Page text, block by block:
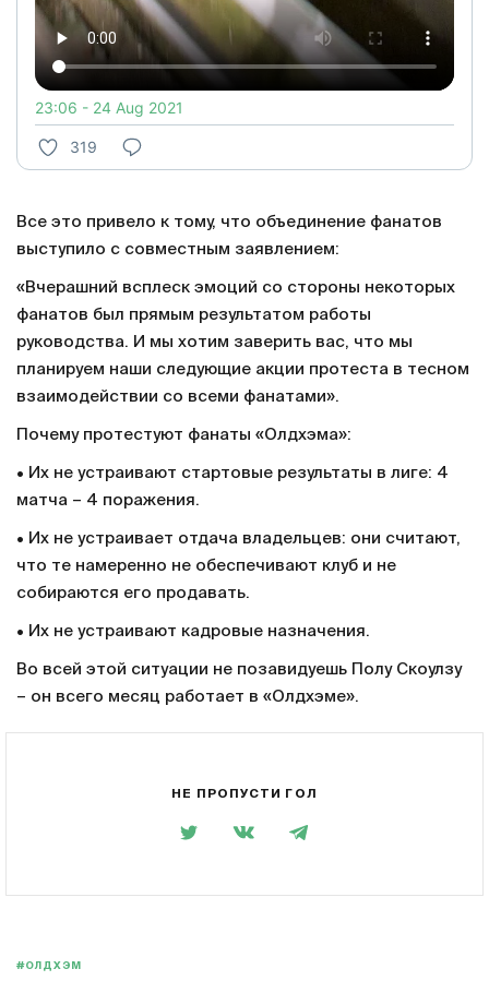
23:06 - 24 Aug 2021
319
Все это привело к тому, что объединение фанатов
выступило с совместным заявлением:
«Вчерашний всплеск эмоций со стороны некоторых
фанатов был прямым результатом работы
руководства. И мы хотим заверить вас, что мы
планируем наши следующие акции протеста в тесном
взаимодействии со всеми фанатами».
Почему протестуют фанаты «Олдхэма»:
• Их не устраивают стартовые результаты в лиге: 4
матча – 4 поражения.
• Их не устраивает отдача владельцев: они считают,
что те намеренно не обеспечивают клуб и не
собираются его продавать.
• Их не устраивают кадровые назначения.
Во всей этой ситуации не позавидуешь Полу Скоулзу
– он всего месяц работает в «Олдхэме».
НЕ ПРОПУСТИ ГОЛ
#ОЛДХЭМ